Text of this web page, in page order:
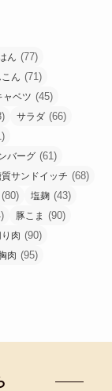
ん (77)
ん (71)
ャベツ (45)
サラダ (66)
バーグ (61)
サンドイッチ (68)
(80) 塩麹 (43)
豚こま (90)
肉 (90)
肉 (95)